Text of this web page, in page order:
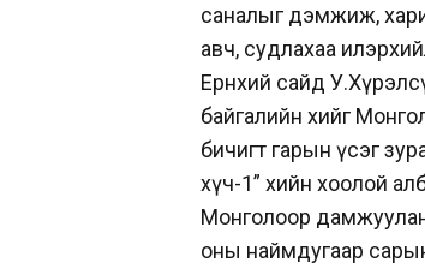
саналыг дэмжиж,
авч, судлахаа
Ерөнхий сайд
байгалийн хийг
бичигт гарын үсэг
хүч-1” хийн хоолой
Монголоор
оны наймдугаар